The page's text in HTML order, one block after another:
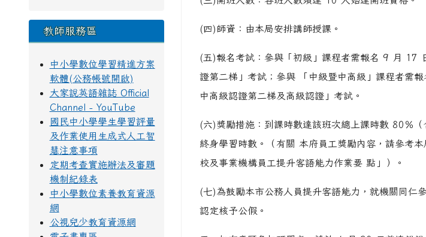
教師服務區
中小學數位學習精進方案
軟體(公務帳號開啟)
大家說英語雜誌 Official
Channel - YouTube
國民中小學學生學習評量
及作業使用生成式人工智
慧注意事項
定期考查實施辦法及審題
機制紀錄表
中小學數位素養教育資源
網
公視兒少教育資源網
(四)師資：由本局安排講師授課。
(五)報名考試：參與「初級」課程者需報名 9 月 17
證第二梯」考試；參與 「中級暨中高級」課程者需
中高級認證第二梯及高級認證」考試。
(六)獎勵措施：到課時數達該班次總上課時數 80％
終身學習時數。（有關 本府員工獎勵內容，請參考
校及事業機構員工提升客語能力作業要 點」）。
(七)為鼓勵本市公務人員提升客語能力，就機關同仁
認定核予公假。